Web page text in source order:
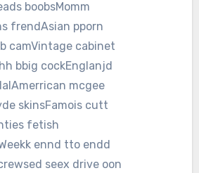
boobsMomm
frendAsian pporn
camVintage cabinet
bbig cockEnglanjd
mcgee
skinsFamois cutt
fetish
ennd tto endd
seex drive oon